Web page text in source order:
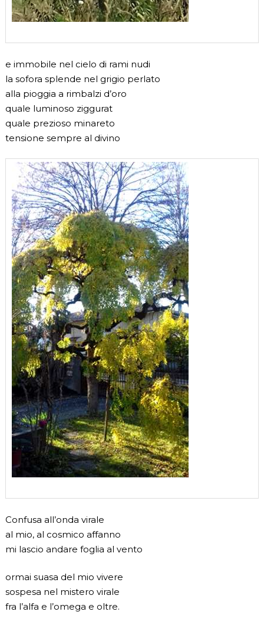
e immobile nel cielo di rami nudi
la sofora splende nel grigio perlato
alla pioggia a rimbalzi d’oro
quale luminoso ziggurat
quale prezioso minareto
tensione sempre al divino
Confusa all’onda virale
al mio, al cosmico affanno
mi lascio andare foglia al vento
ormai suasa del mio vivere
sospesa nel mistero virale
fra l’alfa e l’omega e oltre.